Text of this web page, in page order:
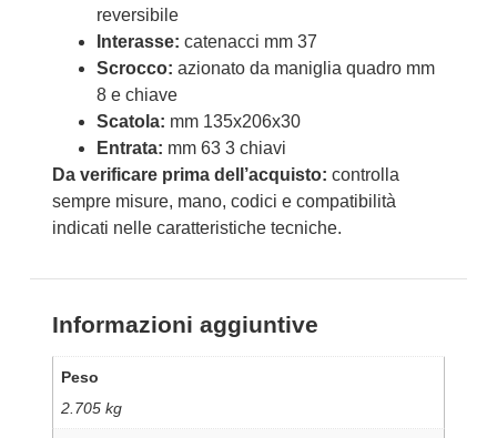
reversibile
Interasse: catenacci mm 37
Scrocco: azionato da maniglia quadro mm
8 e chiave
Scatola: mm 135x206x30
Entrata: mm 63 3 chiavi
Da verificare prima dell’acquisto: controlla
sempre misure, mano, codici e compatibilità
indicati nelle caratteristiche tecniche.
Informazioni aggiuntive
Peso
2.705 kg